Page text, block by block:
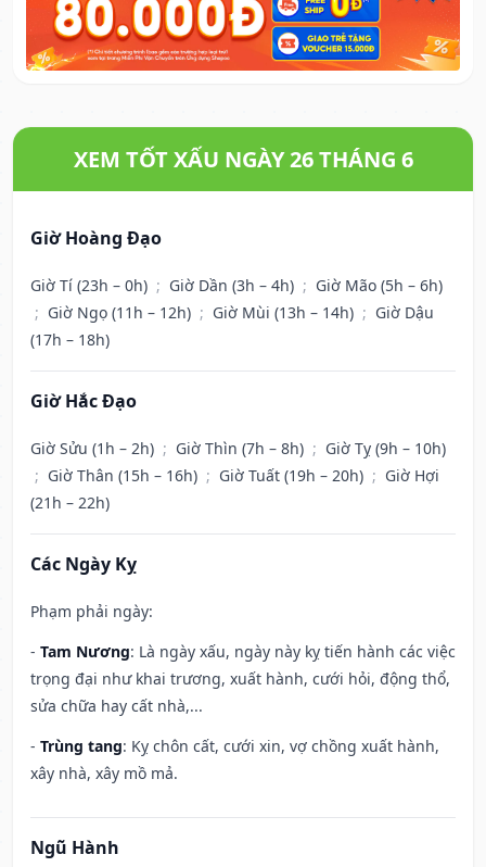
XEM TỐT XẤU NGÀY 26 THÁNG 6
Giờ Hoàng Đạo
Giờ Tí (23h – 0h) ; Giờ Dần (3h – 4h) ; Giờ Mão (5h – 6h)
; Giờ Ngọ (11h – 12h) ; Giờ Mùi (13h – 14h) ; Giờ Dậu
(17h – 18h)
Giờ Hắc Đạo
Giờ Sửu (1h – 2h) ; Giờ Thìn (7h – 8h) ; Giờ Tỵ (9h – 10h)
; Giờ Thân (15h – 16h) ; Giờ Tuất (19h – 20h) ; Giờ Hợi
(21h – 22h)
Các Ngày Kỵ
Phạm phải ngày:
- Tam Nương: Là ngày xấu, ngày này kỵ tiến hành các việc
trọng đại như khai trương, xuất hành, cưới hỏi, động thổ,
sửa chữa hay cất nhà,...
- Trùng tang: Kỵ chôn cất, cưới xin, vợ chồng xuất hành,
xây nhà, xây mồ mả.
Ngũ Hành